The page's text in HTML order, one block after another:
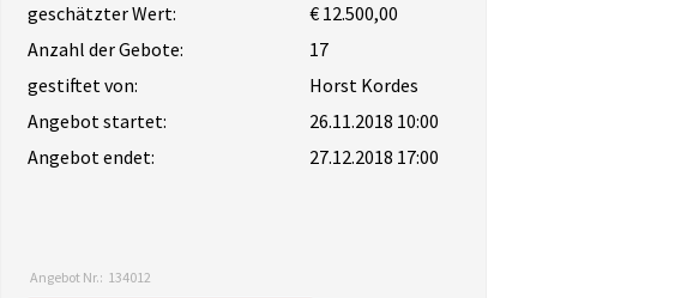
geschätzter Wert:
€ 12.500,00
Anzahl der Gebote:
17
gestiftet von:
Horst Kordes
Angebot startet:
26.11.2018 10:00
Angebot endet:
27.12.2018 17:00
Angebot Nr.: 134012